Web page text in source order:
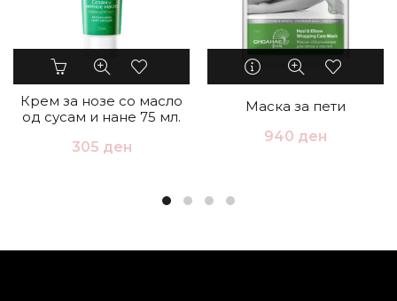
Крем за нозе со масло
од сусам и нане 75 мл.
305 ден
Маска за пети
940 ден